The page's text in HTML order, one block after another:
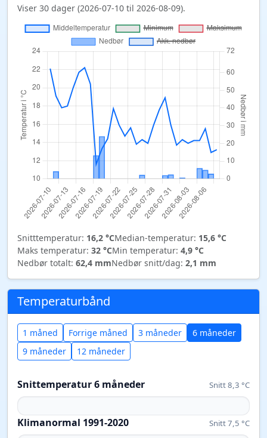
Viser 30 dager (2026-07-10 til 2026-08-09).
Snitttemperatur: 16,2 °CMedian-temperatur: 15,6 °C
Maks temperatur: 32 °CMin temperatur: 4,9 °C
Nedbør totalt: 62,4 mmNedbør snitt/dag: 2,1 mm
Temperaturbånd
1 måned Forrige måned 3 måneder
6 måneder
9 måneder
12 måneder
Snittemperatur 6 måneder Snitt 8,3 °C
Klimanormal 1991-2020 Snitt 7,5 °C